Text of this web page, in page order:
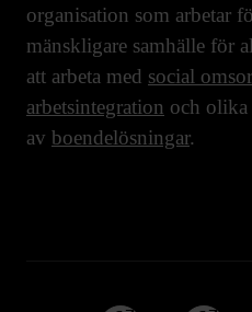
organisation som arbetar
mänskligare samhälle för
att arbeta med social
arbetsintegration och
av boendelösningar.